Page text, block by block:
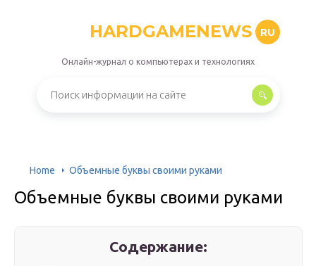
HARDGAMENEWS RU
Онлайн-журнал о компьютерах и технологиях
Home Объемные буквы своими руками
Объемные буквы своими руками
Содержание: